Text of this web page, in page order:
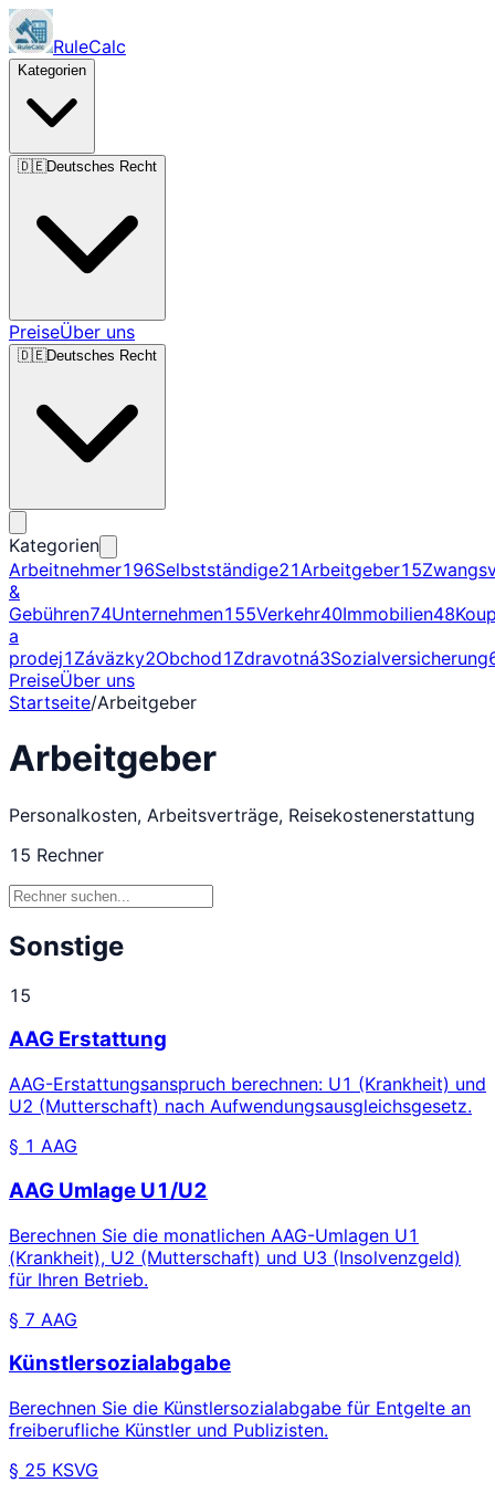
RuleCalc
Kategorien
🇩🇪Deutsches Recht
PreiseÜber uns
🇩🇪Deutsches Recht
Kategorien
Arbeitnehmer196Selbstständige21Arbeitgeber15
&
Gebühren74Unternehmen155Verkehr40Immobilien48
a
prodej1 Záväzky2Obchod1 Zdravotná3Sozialversicherung
PreiseÜber uns
Startseite/Arbeitgeber
Arbeitgeber
Personalkosten, Arbeitsverträge, Reisekostenerstattung
15 Rechner
Sonstige
15
AAG Erstattung
AAG-Erstattungsanspruch berechnen: U1 (Krankheit) und
U2 (Mutterschaft) nach Aufwendungsausgleichsgesetz.
§ 1 AAG
AAG Umlage U1/U2
Berechnen Sie die monatlichen AAG-Umlagen U1
(Krankheit), U2 (Mutterschaft) und U3 (Insolvenzgeld)
für Ihren Betrieb.
§ 7 AAG
Künstlersozialabgabe
Berechnen Sie die Künstlersozialabgabe für Entgelte an
freiberufliche Künstler und Publizisten.
§ 25 KSVG